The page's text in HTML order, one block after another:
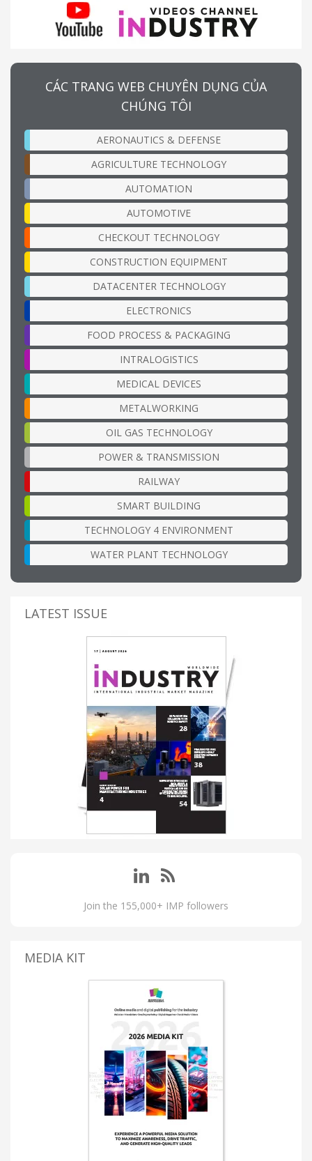
CÁC TRANG WEB CHUYÊN DỤNG CỦA
CHÚNG TÔI
AERONAUTICS & DEFENSE
AGRICULTURE TECHNOLOGY
AUTOMATION
AUTOMOTIVE
CHECKOUT TECHNOLOGY
CONSTRUCTION EQUIPMENT
DATACENTER TECHNOLOGY
ELECTRONICS
FOOD PROCESS & PACKAGING
INTRALOGISTICS
MEDICAL DEVICES
METALWORKING
OIL GAS TECHNOLOGY
POWER & TRANSMISSION
RAILWAY
SMART BUILDING
TECHNOLOGY 4 ENVIRONMENT
WATER PLANT TECHNOLOGY
LATEST ISSUE
Join the 155,000+ IMP followers
MEDIA KIT